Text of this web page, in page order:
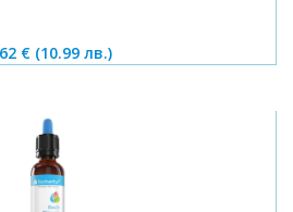
€ (10.99 лв.)